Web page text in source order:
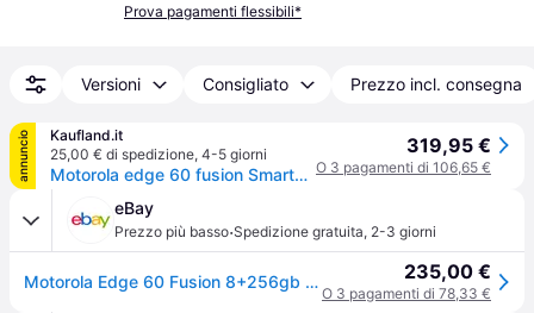
Prova pagamenti flessibili*
Versioni Consigliato Prezzo incl. consegna
annuncio
Kaufland.it
25,00 € di spedizione, 4-5 giorni
Motorola edge 60 fusion Smartphone 16,9 cm 6.67 pollici Doppia SIM Android 15 5G USB tipo-C 8 GB 256 GB 5200 mAh Turchese
319,95 €
O 3 pagamenti di 106,65 €
eBay
Prezzo più basso·Spedizione gratuita, 2-3 giorni
Motorola Edge 60 Fusion 8+256gb 6.67 5g Pantone Amazonite 235,00 €
O 3 pagamenti di 78,33 €